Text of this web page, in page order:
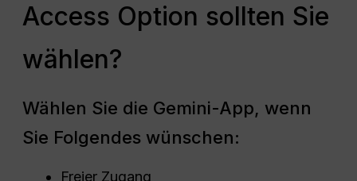
Access Option sollten Sie
wählen?
Wählen Sie die Gemini-App, wenn
Sie Folgendes wünschen:
Freier Zugang